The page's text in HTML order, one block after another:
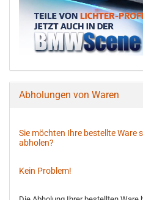
Abholungen von Waren
Sie möchten Ihre bestellte Ware
abholen?
Kein Problem!